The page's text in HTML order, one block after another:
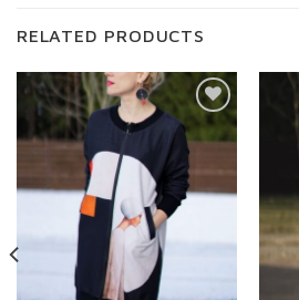
RELATED PRODUCTS